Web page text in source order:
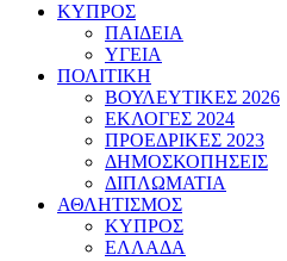
ΚΥΠΡΟΣ
ΠΑΙΔΕΙΑ
ΥΓΕΙΑ
ΠΟΛΙΤΙΚΗ
ΒΟΥΛΕΥΤΙΚΕΣ 2026
ΕΚΛΟΓΕΣ 2024
ΠΡΟΕΔΡΙΚΕΣ 2023
ΔΗΜΟΣΚΟΠΗΣΕΙΣ
ΔΙΠΛΩΜΑΤΙΑ
ΑΘΛΗΤΙΣΜΟΣ
ΚΥΠΡΟΣ
ΕΛΛΑΔΑ